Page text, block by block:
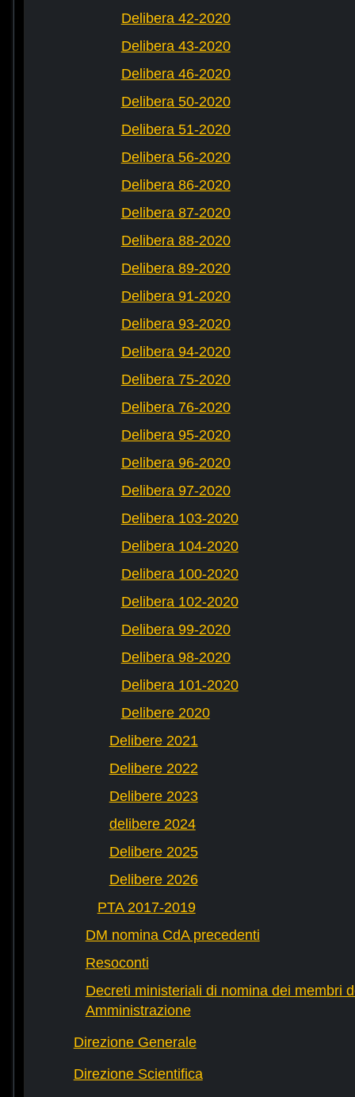
Delibera 42-2020
Delibera 43-2020
Delibera 46-2020
Delibera 50-2020
Delibera 51-2020
Delibera 56-2020
Delibera 86-2020
Delibera 87-2020
Delibera 88-2020
Delibera 89-2020
Delibera 91-2020
Delibera 93-2020
Delibera 94-2020
Delibera 75-2020
Delibera 76-2020
Delibera 95-2020
Delibera 96-2020
Delibera 97-2020
Delibera 103-2020
Delibera 104-2020
Delibera 100-2020
Delibera 102-2020
Delibera 99-2020
Delibera 98-2020
Delibera 101-2020
Delibere 2020
Delibere 2021
Delibere 2022
Delibere 2023
delibere 2024
Delibere 2025
Delibere 2026
PTA 2017-2019
DM nomina CdA precedenti
Resoconti
Decreti ministeriali di nomina dei membri
Amministrazione
Direzione Generale
Direzione Scientifica